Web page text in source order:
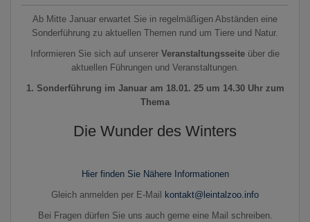
Ab Mitte Januar erwartet Sie in regelmäßigen Abständen eine
Sonderführung zu aktuellen Themen rund um Tiere und Natur.
Informieren Sie sich auf unserer Veranstaltungsseite über die
aktuellen Führungen und Veranstaltungen.
1. Sonderführung im Januar am 18.01. 25 um 14.30 Uhr zum
Thema
Die Wunder des Winters
Hier finden Sie Nähere Informationen
Gleich anmelden per E-Mail
kontakt@leintalzoo.info
Bei Fragen dürfen Sie uns auch gerne eine Mail schreiben.